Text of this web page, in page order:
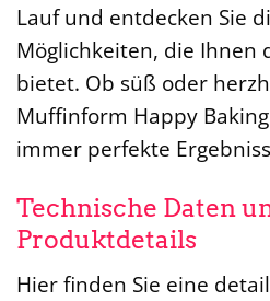
Lauf und entdecken Sie
Möglichkeiten, die Ihnen
bietet. Ob süß oder
Muffinform Happy
immer perfekte
Technische Daten
Produktdetails
Hier finden Sie eine